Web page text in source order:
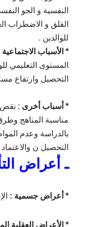
النفسية و الجو
القلق و الاضطراب
للوالدين .
* الأسباب الاجتماعية
المستوى التعليمي
التحصيل وارتفاع
* أسباب أخرى : نقص
مناسبة المناهج
بالدراسة وعدم
التحصيل ن
ـ أعراض
* أعراض جسمية :
* الأعراض العقلية